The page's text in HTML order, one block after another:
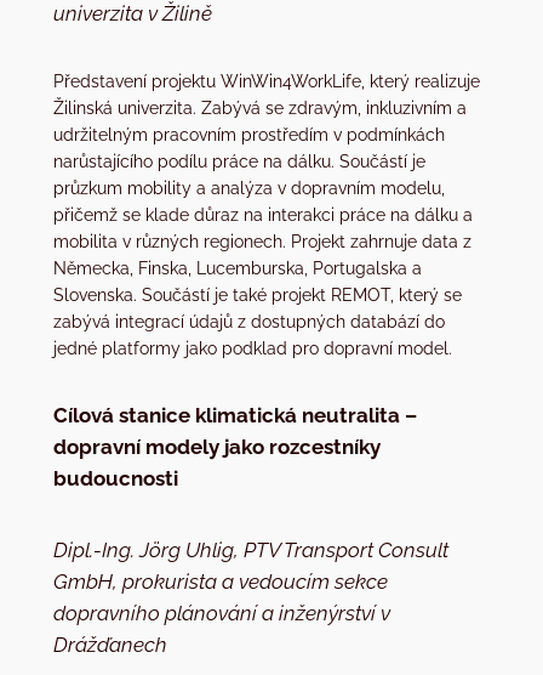
univerzita v Žilině
Představení projektu WinWin4WorkLife, který realizuje
Žilinská univerzita. Zabývá se zdravým, inkluzivním a
udržitelným pracovním prostředím v podmínkách
narůstajícího podílu práce na dálku. Součástí je
průzkum mobility a analýza v dopravním modelu,
přičemž se klade důraz na interakci práce na dálku a
mobilita v různých regionech. Projekt zahrnuje data z
Německa, Finska, Lucemburska, Portugalska a
Slovenska. Součástí je také projekt REMOT, který se
zabývá integrací údajů z dostupných databází do
jedné platformy jako podklad pro dopravní model.
Cílová stanice klimatická neutralita –
dopravní modely jako rozcestníky
budoucnosti
Dipl.-Ing. Jörg Uhlig, PTV Transport Consult
GmbH, prokurista a vedoucím sekce
dopravního plánování a inženýrství v
Drážďanech